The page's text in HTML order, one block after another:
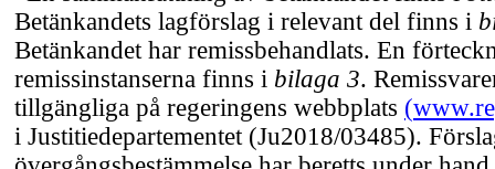
Betänkandets lagförslag i relevant del finns i
Betänkandet har remissbehandlats. En
remissinstanserna finns i bilaga 3.
tillgängliga på regeringens webbplats (
i Justitiedepartementet (Ju2018/03485).